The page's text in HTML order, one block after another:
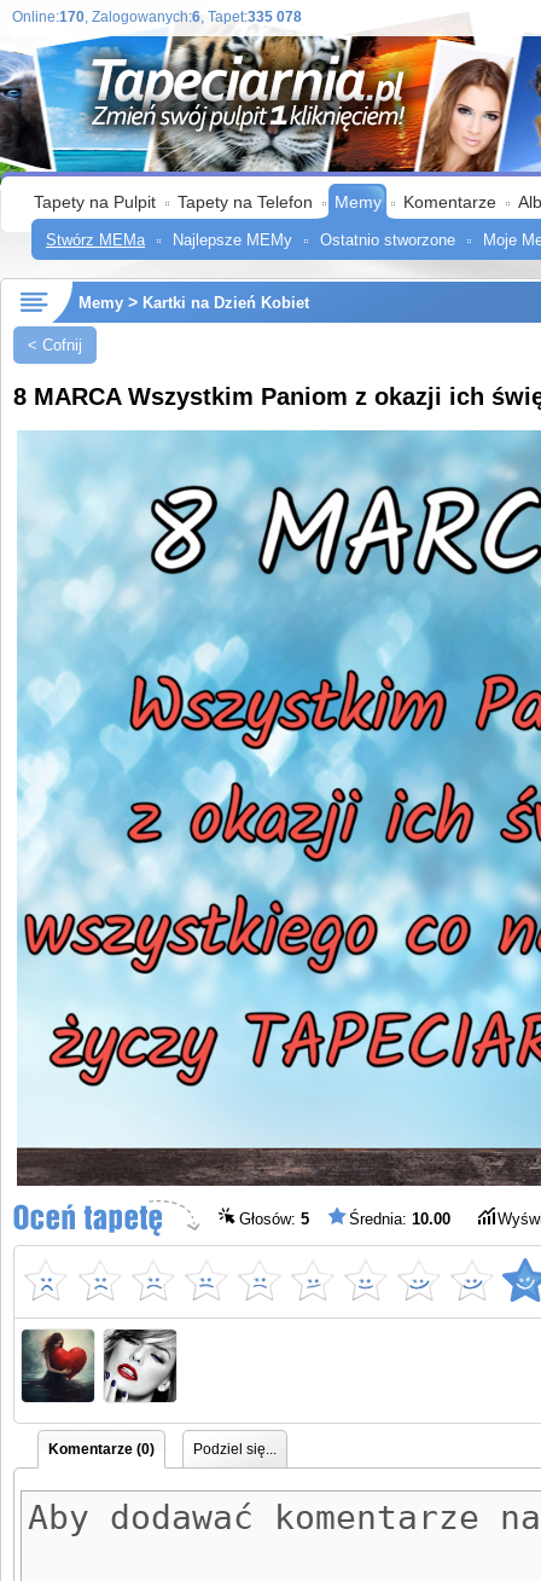
Online:170, Zalogowanych:6, Tapet:335 078
Tapety na Pulpit Tapety na Telefon Memy Komentarze
Stwórz MEMa Najlepsze MEMy Ostatnio stworzone Moje
Memy > Kartki na Dzień Kobiet
< Cofnij
8 MARCA Wszystkim Paniom z okazji ich
Głosów: 5 Średnia: 10.00
Komentarze (0) Podziel się...